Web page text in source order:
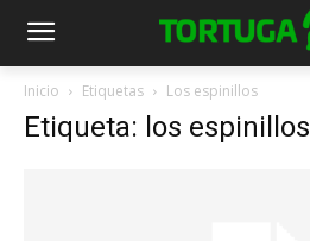
Inicio Etiquetas Los espinillos
Etiqueta: los espinillos